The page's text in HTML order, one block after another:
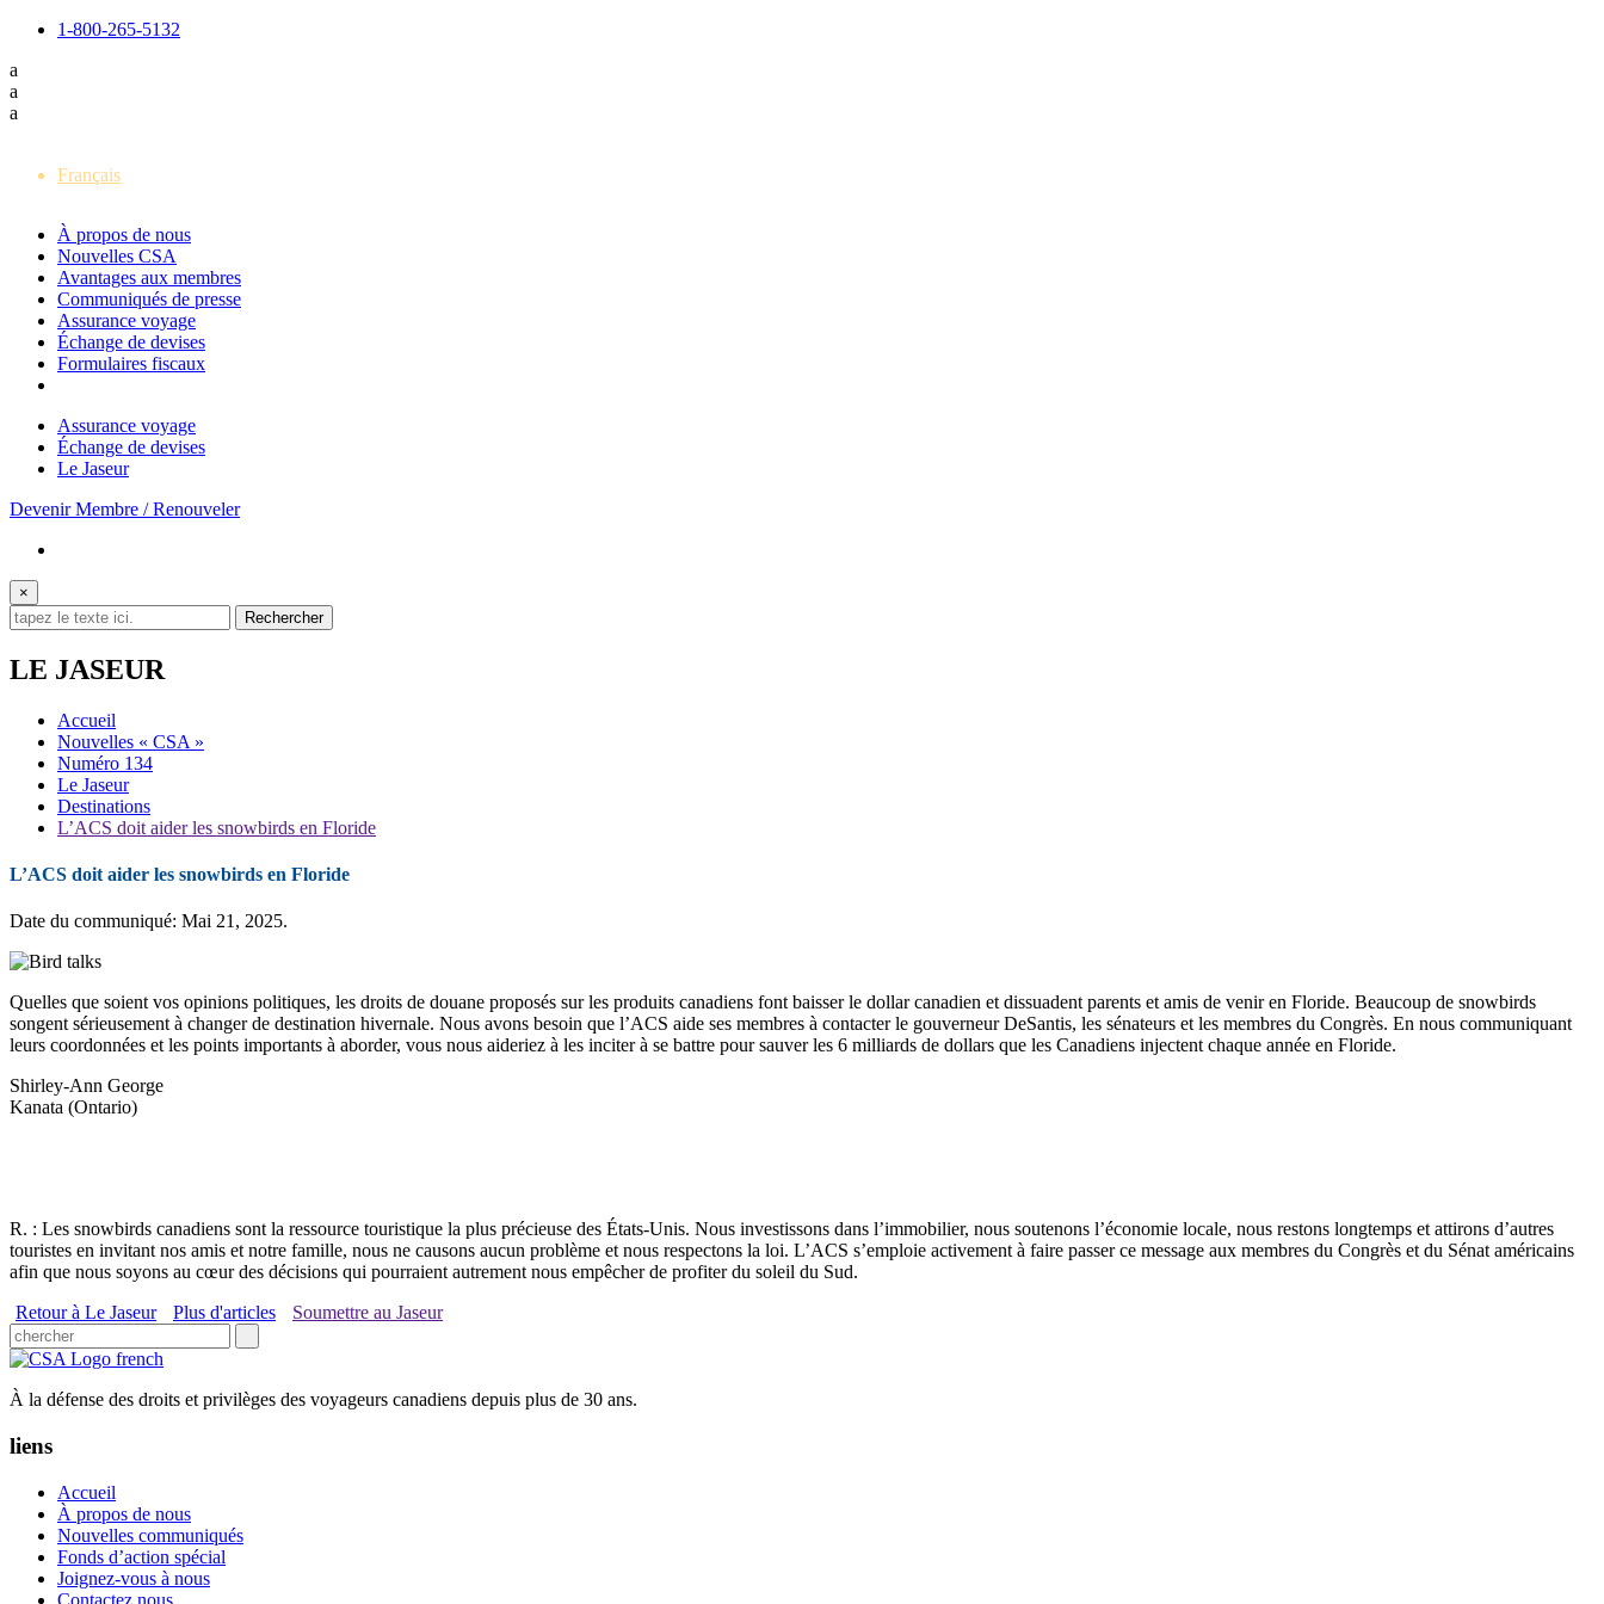
1-800-265-5132
a
a
a
Français
À propos de nous
Nouvelles CSA
Avantages aux membres
Communiqués de presse
Assurance voyage
Échange de devises
Formulaires fiscaux
Assurance voyage
Échange de devises
Le Jaseur
Devenir Membre / Renouveler
×
LE JASEUR
Accueil
Nouvelles « CSA »
Numéro 134
Le Jaseur
Destinations
L’ACS doit aider les snowbirds en Floride
L’ACS doit aider les snowbirds en Floride
Date du communiqué: Mai 21, 2025.
Quelles que soient vos opinions politiques, les droits de douane proposés sur les produits canadiens font baisser le dollar canadien et dissuadent parents et amis de venir en Floride. Beaucoup de snowbirds
songent sérieusement à changer de destination hivernale. Nous avons besoin que l’ACS aide ses membres à contacter le gouverneur DeSantis, les sénateurs et les membres du Congrès. En nous communiquant
leurs coordonnées et les points importants à aborder, vous nous aideriez à les inciter à se battre pour sauver les 6 milliards de dollars que les Canadiens injectent chaque année en Floride.
Shirley-Ann George
Kanata (Ontario)
R. : Les snowbirds canadiens sont la ressource touristique la plus précieuse des États-Unis. Nous investissons dans l’immobilier, nous soutenons l’économie locale, nous restons longtemps et attirons d’autres
touristes en invitant nos amis et notre famille, nous ne causons aucun problème et nous respectons la loi. L’ACS s’emploie activement à faire passer ce message aux membres du Congrès et du Sénat américains
afin que nous soyons au cœur des décisions qui pourraient autrement nous empêcher de profiter du soleil du Sud.
Retour à Le Jaseur
Plus d'articles Soumettre au Jaseur
À la défense des droits et privilèges des voyageurs canadiens depuis plus de 30 ans.
liens
Accueil
À propos de nous
Nouvelles communiqués
Fonds d’action spécial
Joignez-vous à nous
Contactez nous